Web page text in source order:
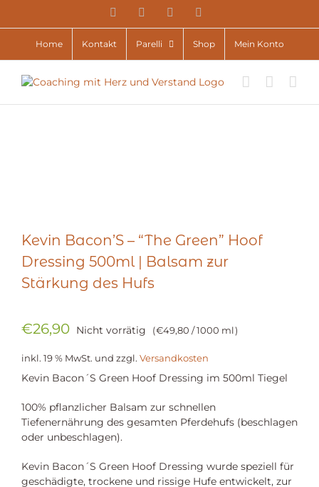
YouTubeFacebookInstagram
Home Kontakt Parelli Shop Mein Konto
Kevin Bacon’S – “The Green” Hoof
Dressing 500ml | Balsam zur
Stärkung des Hufs
€26,90 Nicht vorrätig €49,80 /1000 ml
inkl. 19 % MwSt. und zzgl. Versandkosten
Kevin Bacon´S Green Hoof Dressing im 500ml Tiegel
100% pflanzlicher Balsam zur schnellen
Tiefenernährung des gesamten Pferdehufs (beschlagen
oder unbeschlagen).
Kevin Bacon´S Green Hoof Dressing wurde speziell für
geschädigte, trockene und rissige Hufe entwickelt, zur